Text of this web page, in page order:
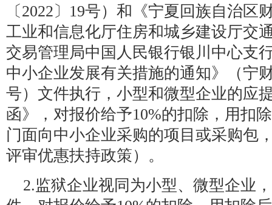
〔2022〕19号）和《宁夏回族自治区
工业和信息化厅住房和城乡建设厅交
交易管理局中国人民银行银川中心支
中小企业发展有关措施的通知》（宁
号）文件执行，小型和微型企业的应
函》，对报价给予10%的扣除，用扣
门面向中小企业采购的项目或采购包
评审优惠扶持政策）。
2.监狱企业视同为小型、微型企业